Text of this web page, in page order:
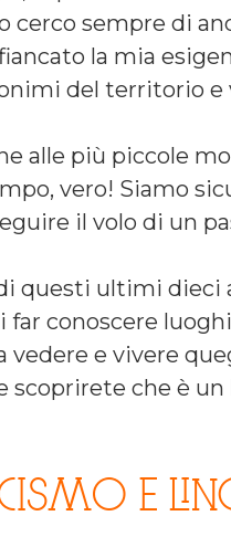
cerco sempre di
la mia
del territorio e
alle più piccole
vero! Siamo
il volo di un
questi ultimi dieci
far conoscere
vedere e vivere
scoprirete che è
E